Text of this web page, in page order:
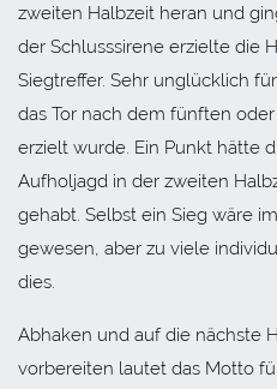
zweiten Halbzeit heran und
der Schlusssirene erzielte die
Siegtreffer. Sehr unglücklich
das Tor nach dem fünften
erzielt wurde. Ein Punkt hätte
Aufholjagd in der zweiten
gehabt. Selbst ein Sieg wäre
gewesen, aber zu viele
dies.
Abhaken und auf die nächste
vorbereiten lautet das Motto